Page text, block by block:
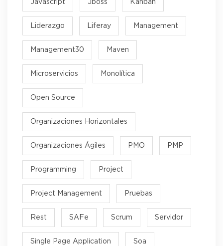
Javascript Jboss Kanban
Liderazgo Liferay Management
Management30 Maven
Microservicios Monolítica
Open Source
Organizaciones Horizontales
Organizaciones Ágiles PMO PMP
Programming Project
Project Management Pruebas
Rest SAFe Scrum Servidor
Single Page Application Soa